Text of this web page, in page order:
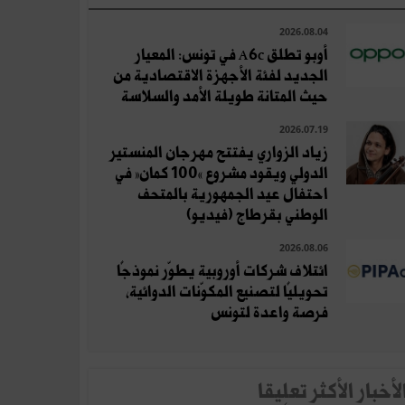
2026.08.04
أوبو تطلق A6c في تونس: المعيار
الجديد لفئة الأجهزة الاقتصادية من
حيث المتانة طويلة الأمد والسلاسة
2026.07.19
زياد الزواري يفتتح مهرجان المنستير
الدولي ويقود مشروع «100 كمان» في
احتفال عيد الجمهورية بالمتحف
الوطني بقرطاج (فيديو)
2026.08.06
ائتلاف شركات أوروبية يطوّر نموذجًا
تحويليًا لتصنيع المكوّنات الدوائية،
فرصة واعدة لتونس
الأكثر تعلِيقا